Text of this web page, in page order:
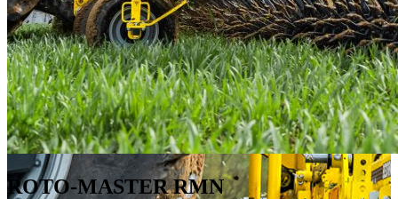
ROTO-MASTER RMN